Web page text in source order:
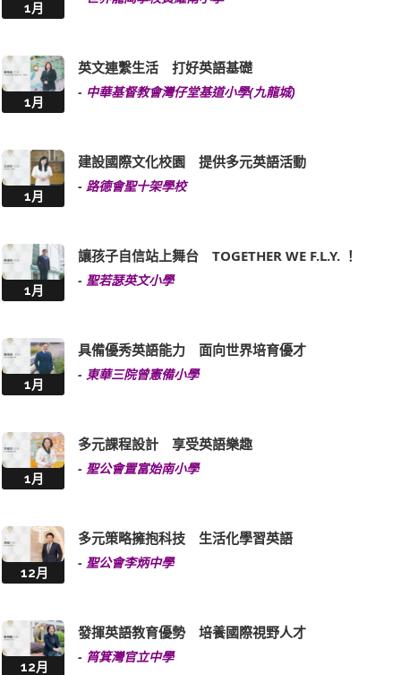
1月
1月
英文連繫生活 打好英語基礎
- 中華基督教會灣仔堂基道小學(九龍城)
1月
建設國際文化校園 提供多元英語活動
- 路德會聖十架學校
1月
讓孩子自信站上舞台 TOGETHER WE F.L.Y. ！
- 聖若瑟英文小學
1月
具備優秀英語能力 面向世界培育優才
- 東華三院曾憲備小學
1月
多元課程設計 享受英語樂趣
- 聖公會置富始南小學
12月
多元策略擁抱科技 生活化學習英語
- 聖公會李炳中學
12月
發揮英語教育優勢 培養國際視野人才
- 筲箕灣官立中學